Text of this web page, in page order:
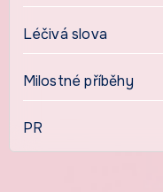
Léčivá slova
Milostné příběhy
PR